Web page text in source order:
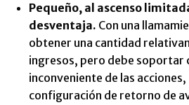
Pequeño, al ascenso
desventaja. Con una
obtener una cantidad
ingresos, pero debe soportar
inconveniente de las acciones,
configuración de retorno de